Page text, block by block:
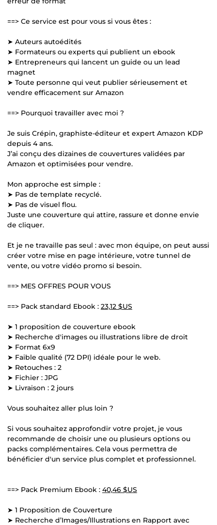
==> Ce service est pour vous si vous êtes :
➤ Auteurs autoédités
➤ Formateurs ou experts qui publient un ebook
➤ Entrepreneurs qui lancent un guide ou un lead
magnet
➤ Toute personne qui veut publier sérieusement et
vendre efficacement sur Amazon
==> Pourquoi travailler avec moi ?
Je suis Crépin, graphiste-éditeur et expert Amazon KDP
depuis 4 ans.
J’ai conçu des dizaines de couvertures validées par
Amazon et optimisées pour vendre.
Mon approche est simple :
➤ Pas de template recyclé.
➤ Pas de visuel flou.
Juste une couverture qui attire, rassure et donne envie
de cliquer.
Et je ne travaille pas seul : avec mon équipe, on peut aussi
créer votre mise en page intérieure, votre tunnel de
vente, ou votre vidéo promo si besoin.
==> MES OFFRES POUR VOUS
==> Pack standard Ebook : 23,12 $US
➤ 1 proposition de couverture ebook
➤ Recherche d'images ou illustrations libre de droit
➤ Format 6x9
➤ Faible qualité (72 DPI) idéale pour le web.
➤ Retouches : 2
➤ Fichier : JPG
➤ Livraison : 2 jours
Vous souhaitez aller plus loin ?
Si vous souhaitez approfondir votre projet, je vous
recommande de choisir une ou plusieurs options ou
packs complémentaires. Cela vous permettra de
bénéficier d'un service plus complet et professionnel.
==> Pack Premium Ebook : 40,46 $US
➤ 1 Proposition de Couverture
➤ Recherche d’Images/Illustrations en Rapport avec